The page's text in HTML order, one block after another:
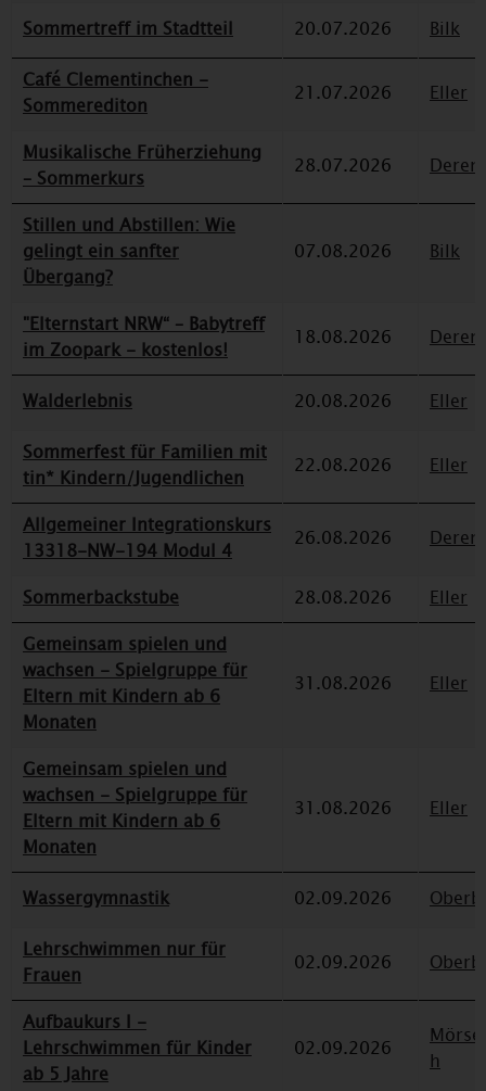
Sommertreff im Stadtteil 20.07.2026
Bilk
Café Clementinchen -
Sommerediton
21.07.2026 Eller
Musikalische Früherziehung
– Sommerkurs
28.07.2026
Stillen und Abstillen: Wie
gelingt ein sanfter
Übergang?
07.08.2026 Bilk
"Elternstart NRW“ – Babytreff
im Zoopark - kostenlos!
18.08.2026
Walderlebnis 20.08.2026
Eller
Sommerfest für Familien mit
tin* Kindern/Jugendlichen
22.08.2026 Eller
Allgemeiner Integrationskurs
13318-NW-194 Modul 4
26.08.2026
Sommerbackstube 28.08.2026
Eller
Gemeinsam spielen und
wachsen - Spielgruppe für
Eltern mit Kindern ab 6
Monaten
31.08.2026 Eller
Gemeinsam spielen und
wachsen - Spielgruppe für
Eltern mit Kindern ab 6
Monaten
31.08.2026 Eller
Wassergymnastik 02.09.2026
Lehrschwimmen nur für
Frauen
02.09.2026
Aufbaukurs I -
Lehrschwimmen für Kinder
ab 5 Jahre
02.09.2026
h